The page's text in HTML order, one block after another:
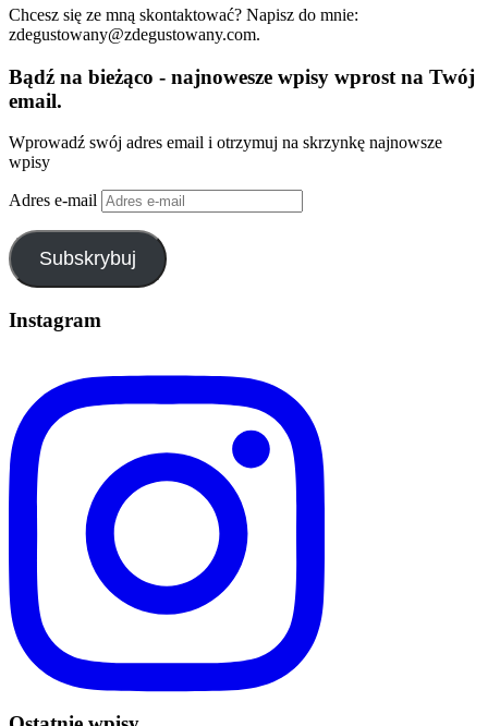
Chcesz się ze mną skontaktować? Napisz do mnie:
zdegustowany@zdegustowany.com.
Bądź na bieżąco - najnowesze wpisy wprost na Twój
email.
Wprowadź swój adres email i otrzymuj na skrzynkę najnowsze
wpisy
Adres e-mail
Subskrybuj
Instagram